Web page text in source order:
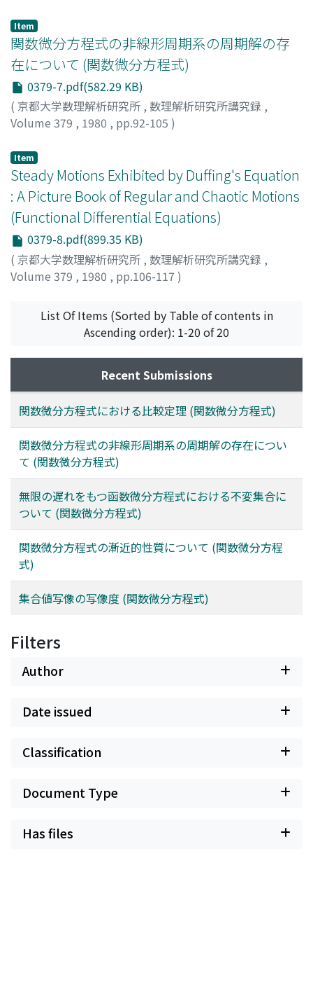
Item
関数微分方程式の非線形周期系の周期解の存
在について (関数微分方程式)
0379-7.pdf(582.29 KB)
( 京都大学数理解析研究所 , 数理解析研究所講究録 ,
Volume 379 , 1980 , pp.92-105 )
Item
Steady Motions Exhibited by Duffing's Equation
: A Picture Book of Regular and Chaotic Motions
(Functional Differential Equations)
0379-8.pdf(899.35 KB)
( 京都大学数理解析研究所 , 数理解析研究所講究録 ,
Volume 379 , 1980 , pp.106-117 )
List Of Items (Sorted by Table of contents in
Ascending order): 1-20 of 20
Recent Submissions
関数微分方程式における比較定理 (関数微分方程式)
関数微分方程式の非線形周期系の周期解の存在につい
て (関数微分方程式)
無限の遅れをもつ函数微分方程式における不変集合に
ついて (関数微分方程式)
関数微分方程式の漸近的性質について (関数微分方程
式)
集合値写像の写像度 (関数微分方程式)
Filters
Author
Date issued
Classification
Document Type
Has files